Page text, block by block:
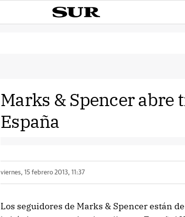
Marks & Spencer abre
España
viernes, 15 febrero 2013, 11:37
Los seguidores de Marks & Spencer están